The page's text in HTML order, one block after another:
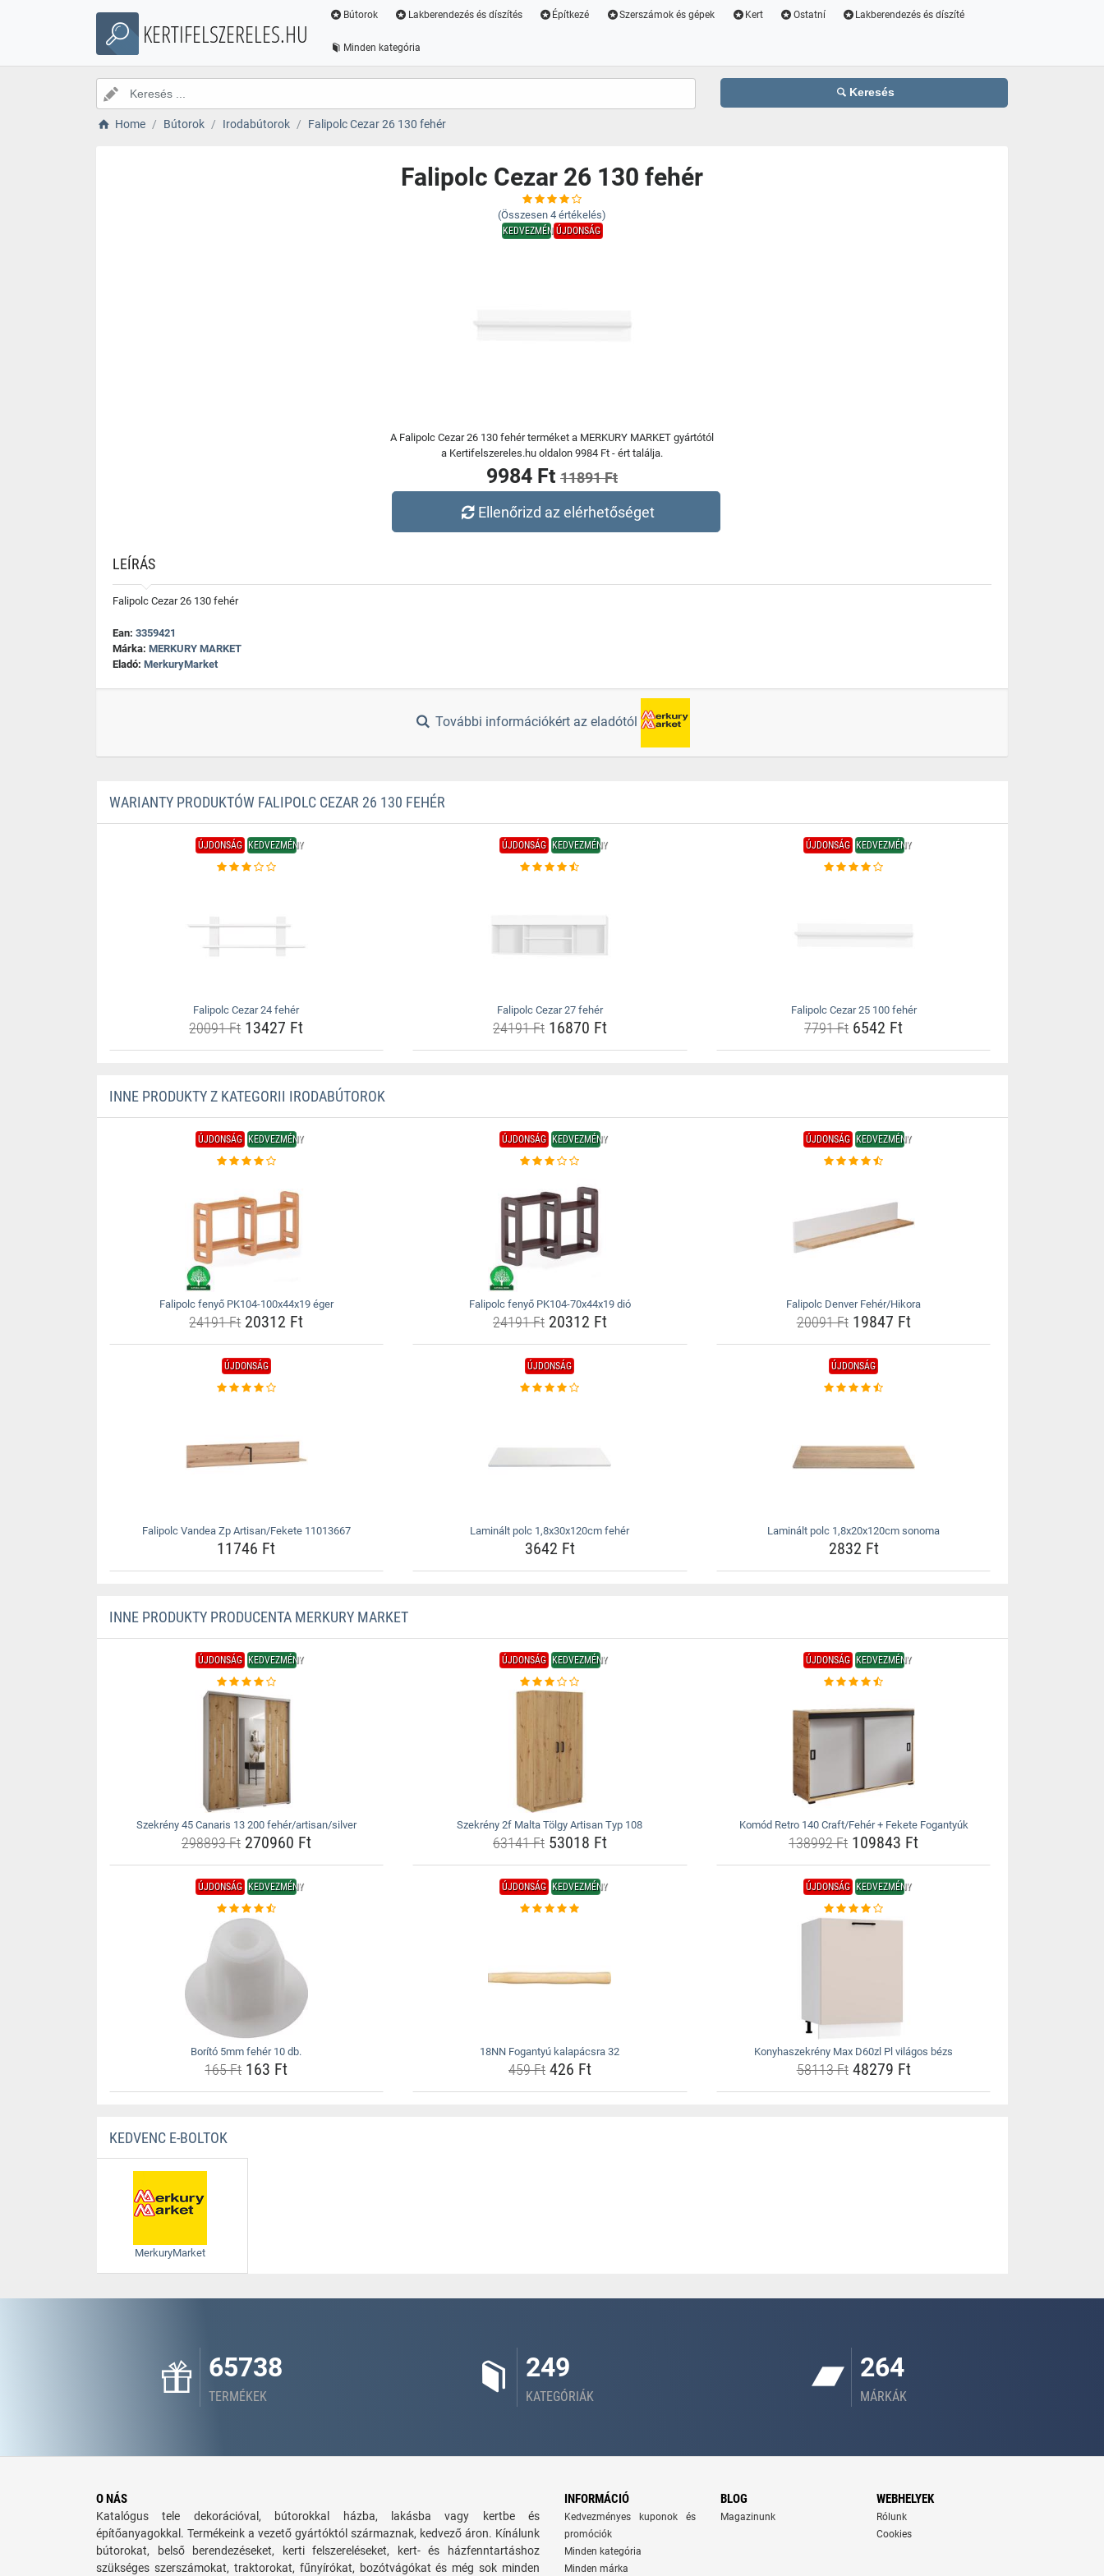
KERTIFELSZERELES.HU
Bútorok Lakberendezés és díszítés Építkezé Szerszámok és gépek Kert Ostatní Lakberendezés és díszíté
Minden kategória
Keresés
Home Bútorok Irodabútorok Falipolc Cezar 26 130 fehér
Falipolc Cezar 26 130 fehér
(Összesen 4 értékelés)
KEDVEZMÉNYÚJDONSÁG
A Falipolc Cezar 26 130 fehér terméket a MERKURY MARKET gyártótól
a Kertifelszereles.hu oldalon 9984 Ft - ért találja.
9984 Ft 11891 Ft
Ellenőrizd az elérhetőséget
LEÍRÁS
Falipolc Cezar 26 130 fehér
Ean: 3359421
Márka: MERKURY MARKET
Eladó: MerkuryMarket
További információkért az eladótól
WARIANTY PRODUKTÓW FALIPOLC CEZAR 26 130 FEHÉR
ÚJDONSÁG KEDVEZMÉNY
Falipolc Cezar 24 fehér
20091 Ft13427 Ft
ÚJDONSÁG KEDVEZMÉNY
Falipolc Cezar 27 fehér
24191 Ft16870 Ft
ÚJDONSÁG KEDVEZMÉNY
Falipolc Cezar 25 100 fehér
7791 Ft 6542 Ft
INNE PRODUKTY Z KATEGORII IRODABÚTOROK
ÚJDONSÁG KEDVEZMÉNY
Falipolc fenyő PK104-100x44x19 éger
24191 Ft20312 Ft
ÚJDONSÁG KEDVEZMÉNY
Falipolc fenyő PK104-70x44x19 dió
24191 Ft20312 Ft
ÚJDONSÁG KEDVEZMÉNY
Falipolc Denver Fehér/Hikora
20091 Ft19847 Ft
ÚJDONSÁG
Falipolc Vandea Zp Artisan/Fekete 11013667
11746 Ft
ÚJDONSÁG
Laminált polc 1,8x30x120cm fehér
3642 Ft
ÚJDONSÁG
Laminált polc 1,8x20x120cm sonoma
2832 Ft
INNE PRODUKTY PRODUCENTA MERKURY MARKET
ÚJDONSÁG KEDVEZMÉNY
Szekrény 45 Canaris 13 200 fehér/artisan/silver
298893 Ft270960 Ft
ÚJDONSÁG KEDVEZMÉNY
Szekrény 2f Malta Tölgy Artisan Typ 108
63141 Ft53018 Ft
ÚJDONSÁG KEDVEZMÉNY
Komód Retro 140 Craft/Fehér + Fekete Fogantyúk
138992 Ft 109843 Ft
ÚJDONSÁG KEDVEZMÉNY
Borító 5mm fehér 10 db.
165 Ft163 Ft
ÚJDONSÁG KEDVEZMÉNY
18NN Fogantyú kalapácsra 32
459 Ft426 Ft
ÚJDONSÁG KEDVEZMÉNY
Konyhaszekrény Max D60zl Pl világos bézs
58113 Ft48279 Ft
KEDVENC E-BOLTOK
MerkuryMarket
65738
TERMÉKEK
249
KATEGÓRIÁK
264
MÁRKÁK
O NÁS
Katalógus tele dekorációval, bútorokkal házba, lakásba vagy kertbe és
építőanyagokkal. Termékeink a vezető gyártóktól származnak, kedvező áron. Kínálunk
bútorokat, belső berendezéseket, kerti felszereléseket, kert- és házfenntartáshoz
szükséges szerszámokat, traktorokat, fűnyírókat, bozótvágókat és még sok minden
INFORMÁCIÓ
Kedvezményes kuponok és
promóciók
Minden kategória
Minden márka
BLOG
Magazinunk
WEBHELYEK
Rólunk
Cookies